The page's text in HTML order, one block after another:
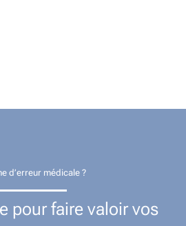
d’erreur médicale ?
pour faire valoir vos